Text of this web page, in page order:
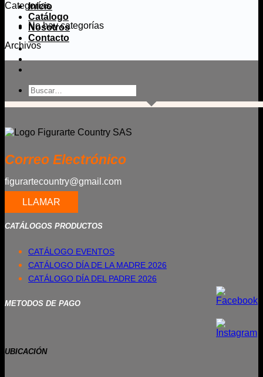
Inicio
Catálogo
Nosotros
Contacto
Buscar
por:
Categorías
No hay categorías
Archivos
Correo Electrónico
figurartecountry@gmail.com
LLAMAR
CATÁLOGOS PRODUCTOS
CATÁLOGO EVENTOS
CATÁLOGO DÍA DE LA MADRE 2026
CATÁLOGO DÍA DEL PADRE 2026
METODOS DE PAGO
UBICACIÓN